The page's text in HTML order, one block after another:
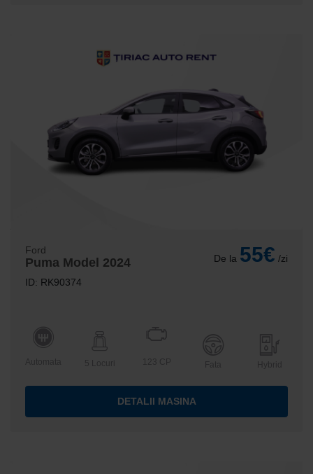
Ford
Puma Model 2024
ID: RK90374
De la 55€ /zi
Automata 5 Locuri Fata Hybrid
DETALII MASINA